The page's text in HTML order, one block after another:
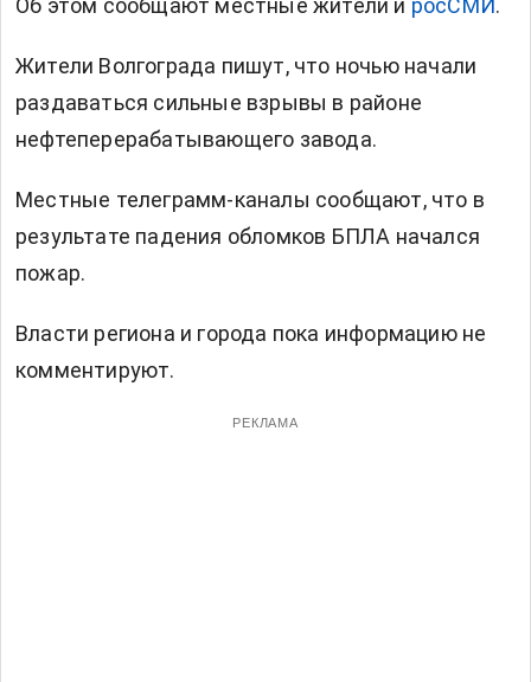
Об этом сообщают местные жители и росСМИ.
Жители Волгограда пишут, что ночью начали
раздаваться сильные взрывы в районе
нефтеперерабатывающего завода.
Местные телеграмм-каналы сообщают, что в
результате падения обломков БПЛА начался
пожар.
Власти региона и города пока информацию не
комментируют.
РЕКЛАМА